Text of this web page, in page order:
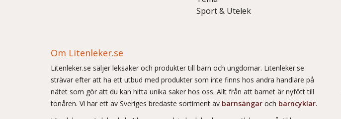
Sport & Utelek
Om Litenleker.se
Litenleker.se säljer leksaker och produkter till barn och ungdomar. Litenleker.se
strävar efter att ha ett utbud med produkter som inte finns hos andra handlare på
nätet som gör att du kan hitta unika saker hos oss. Allt från att barnet är nyfött till
tonåren. Vi har ett av Sveriges bredaste sortiment av barnsängar och barncyklar.